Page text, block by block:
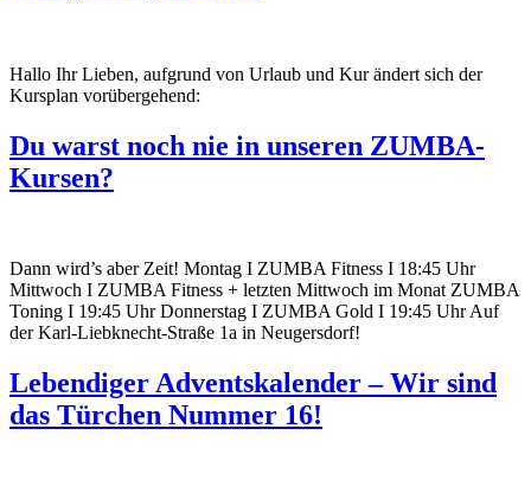
Hallo Ihr Lieben, aufgrund von Urlaub und Kur ändert sich der
Kursplan vorübergehend:
Du warst noch nie in unseren ZUMBA-
Kursen?
Dann wird’s aber Zeit! Montag I ZUMBA Fitness I 18:45 Uhr
Mittwoch I ZUMBA Fitness + letzten Mittwoch im Monat ZUMBA
Toning I 19:45 Uhr Donnerstag I ZUMBA Gold I 19:45 Uhr Auf
der Karl-Liebknecht-Straße 1a in Neugersdorf!
Lebendiger Adventskalender – Wir sind
das Türchen Nummer 16!